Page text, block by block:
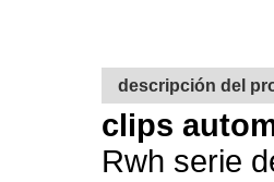
descripción del
clips
Rwh serie